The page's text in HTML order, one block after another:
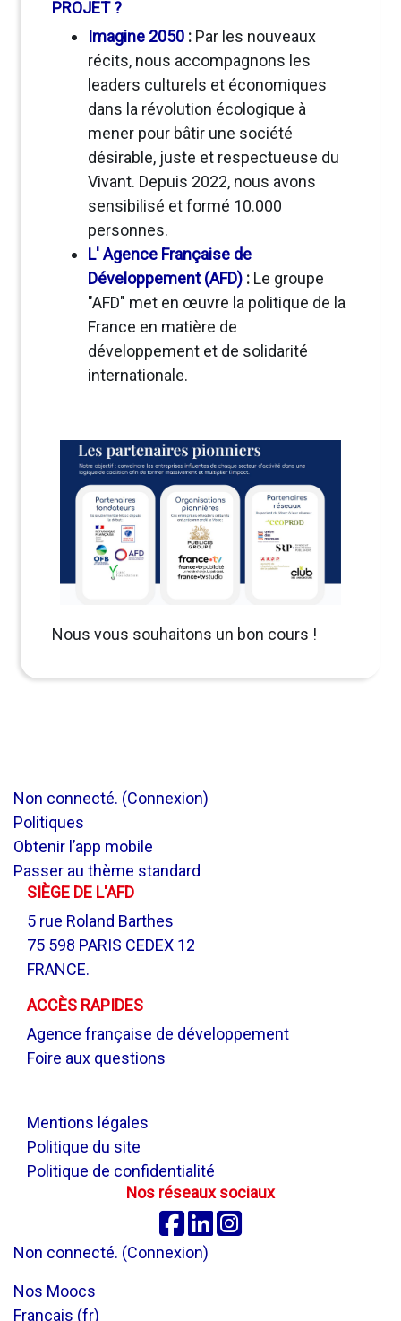
PROJET ?
Imagine 2050 : Par les nouveaux
récits, nous accompagnons les
leaders culturels et économiques
dans la révolution écologique à
mener pour bâtir une société
désirable, juste et respectueuse du
Vivant. Depuis 2022, nous avons
sensibilisé et formé 10.000
personnes.
L' Agence Française de
Développement (AFD) : Le groupe
"AFD" met en œuvre la politique de la
France en matière de
développement et de solidarité
internationale.
Nous vous souhaitons un bon cours !
Non connecté. (Connexion)
Politiques
Obtenir l’app mobile
Passer au thème standard
SIÈGE DE L'AFD
5 rue Roland Barthes
75 598 PARIS CEDEX 12
FRANCE.
ACCÈS RAPIDES
Agence française de développement
Foire aux questions
Mentions légales
Politique du site
Politique de confidentialité
Nos réseaux sociaux
Facebook
Linkedin
Non connecté. (Connexion)
Nos Moocs
Français ‎(fr)‎